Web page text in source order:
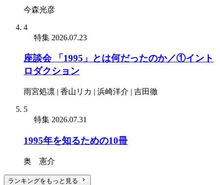
今森光彦
4
特集 2026.07.23
座談会 「1995」とは何だったのか／①イント
ロダクション
雨宮処凛 | 香山リカ | 浜崎洋介 | 吉田徹
5
特集 2026.07.31
1995年を知るための10冊
奥 憲介
ランキングをもっと見る